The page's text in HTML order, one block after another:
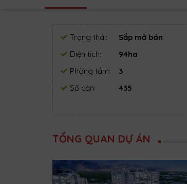
Trạng thái: Sắp mở bán
Diện tích:
94ha
Phòng tắm:
3
Số căn:
435
TỔNG QUAN DỰ ÁN